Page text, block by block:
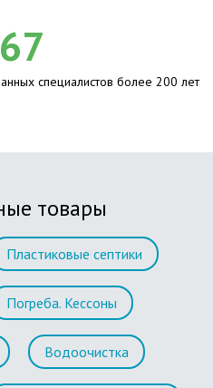
специалистов более 200 лет
товары
Пластиковые септики
Погреба. Кессоны
Водоочистка